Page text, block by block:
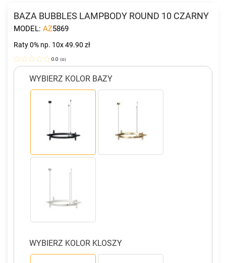
BAZA BUBBLES LAMPBODY ROUND 10 CZARNY
MODEL: AZ5869
Raty 0% np. 10x 49.90 zł
0.0 (0)
WYBIERZ KOLOR BAZY
WYBIERZ KOLOR KLOSZY